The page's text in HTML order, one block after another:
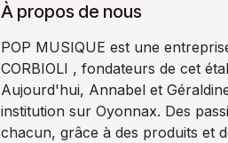
À propos de nous
POP MUSIQUE est une
CORBIOLI , fondateurs de cet
Aujourd'hui, Annabel et
institution sur Oyonnax. Des
chacun, grâce à des produits et